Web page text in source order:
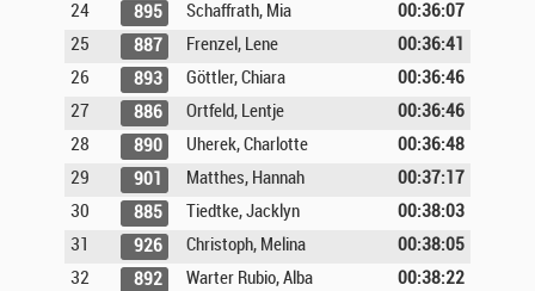
24
895 Schaffrath, Mia
00:36:07
25
887 Frenzel, Lene
00:36:41
26
893 Göttler, Chiara
00:36:46
27
886 Ortfeld, Lentje
00:36:46
28
890 Uherek, Charlotte
00:36:48
29
901 Matthes, Hannah
00:37:17
30
885 Tiedtke, Jacklyn
00:38:03
31
926 Christoph, Melina
00:38:05
32
892 Warter Rubio, Alba
00:38:22